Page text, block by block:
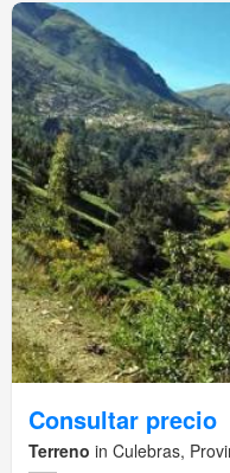
Consultar precio
Terreno in Culebras,